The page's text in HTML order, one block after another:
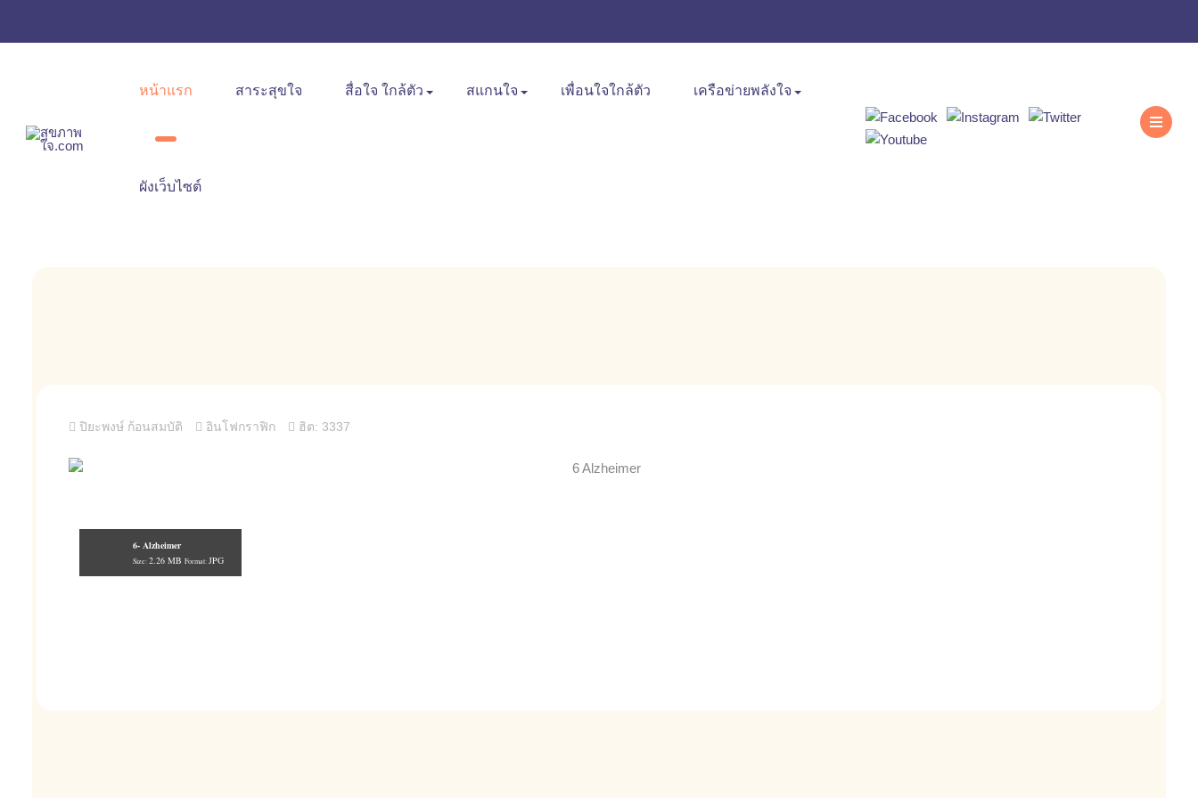
หน้าแรก สาระสุขใจ สื่อใจ ใกล้ตัว สแกนใจ เพื่อนใจใกล้ตัว เครือข่ายพลังใจ
ผังเว็บไซต์
ปิยะพงษ์ ก้อนสมบัติ อินโฟกราฟิก ฮิต: 3337
6- Alzheimer
Size: 2.26 MB Format: JPG